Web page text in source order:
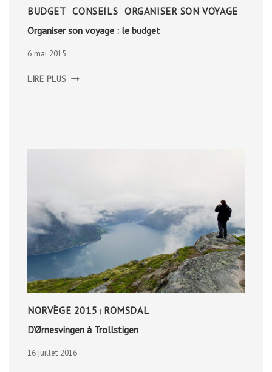
BUDGET |CONSEILS | ORGANISER SON VOYAGE
Organiser son voyage : le budget
6 mai 2015
LIRE PLUS SON
NORVÈGE 2015 | ROMSDAL
D’Ørnesvingen à Trollstigen
16 juillet 2016